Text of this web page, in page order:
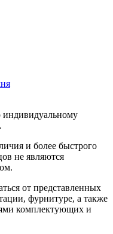
индивидуальному
и более быстрого
не являются
от представленных
фурнитуре, а также
комплектующих и